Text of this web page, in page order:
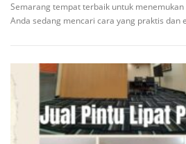
Semarang tempat terbaik untuk menemukan
Anda sedang mencari cara yang praktis dan